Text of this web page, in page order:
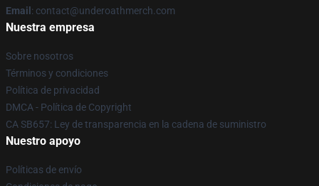
Email : contact@underoathmerch.com
Nuestra empresa
Sobre nosotros
Términos y condiciones
Política de privacidad
DMCA - Política de Copyright
CA SB657: Ley de transparencia en la cadena de suministro
Nuestro apoyo
Políticas de envío